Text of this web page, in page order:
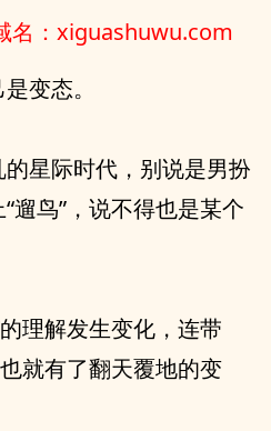
名：xiguashuwu.com
变态。
星际时代，别说是男扮
遛鸟”，说不得也是某个
理解发生变化，连带
就有了翻天覆地的变